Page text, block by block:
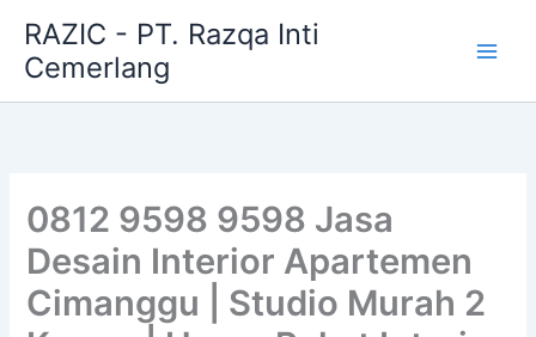
content
RAZIC - PT. Razqa Inti
Cemerlang
0812 9598 9598 Jasa
Desain Interior Apartemen
Cimanggu | Studio Murah 2